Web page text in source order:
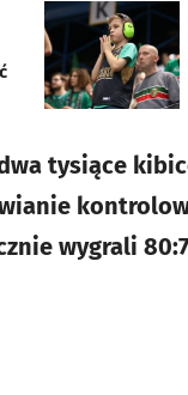
tysiące
wygrali